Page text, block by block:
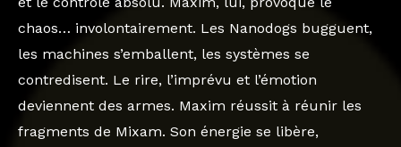
chaos… involontairement. Les Nanodogs bugguent,
les machines s’emballent, les systèmes se
contredisent. Le rire, l’imprévu et l’émotion
deviennent des armes. Maxim réussit à réunir les
fragments de Mixam. Son énergie se libère,